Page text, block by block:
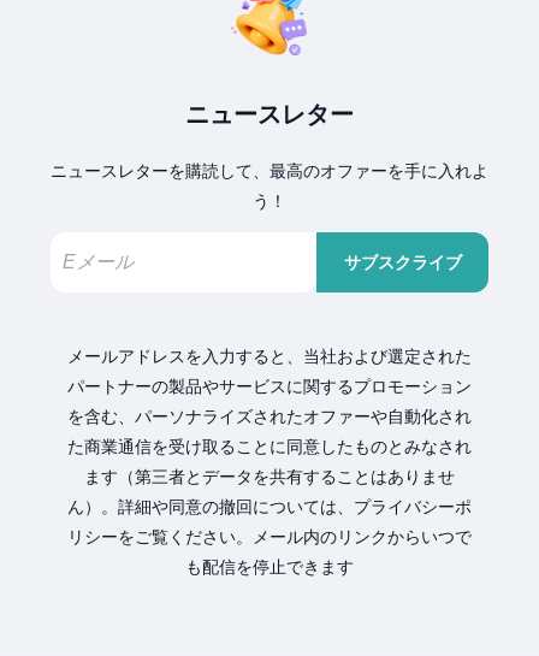
ニュースレター
ニュースレターを購読して、最高のオファーを手に入れよ
う！
サブスクライブ
メールアドレスを入力すると、当社および選定された
パートナーの製品やサービスに関するプロモーション
を含む、パーソナライズされたオファーや自動化され
た商業通信を受け取ることに同意したものとみなされ
ます（第三者とデータを共有することはありませ
ん）。詳細や同意の撤回については、プライバシーポ
リシーをご覧ください。メール内のリンクからいつで
も配信を停止できます